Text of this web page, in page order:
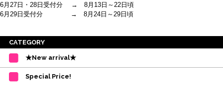
6月27日・28日受付分 → 8月13日～22日頃
6月29日受付分 → 8月24日～29日頃
※ご注意
・受付順に発送を行いますので、日にち指定はお受けできません。上記の期
間を目安として下さい。
(目安は多少ずれこむ場合がございます。)
・在庫の確保は発送の直前に行います。カートに入れて注文完了となって
CATEGORY
★New arrival★
Special Price!